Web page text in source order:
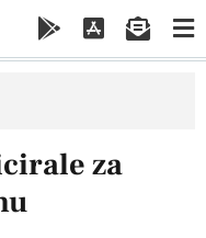
za